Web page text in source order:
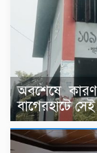
অবশেষে কারণ
বাগেরহাটে